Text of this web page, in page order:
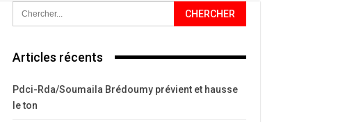
Articles récents
Pdci-Rda/Soumaila Brédoumy prévient et hausse
le ton